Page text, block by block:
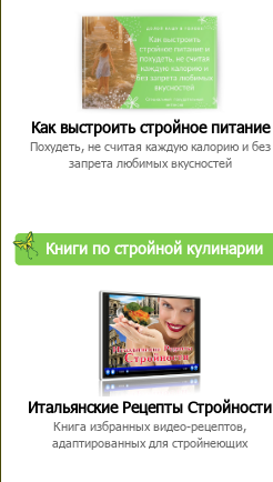
Как выстроить стройное питание
Похудеть, не считая каждую калорию и без
запрета любимых вкусностей
Книги по стройной кулинарии
Итальянские Рецепты Стройности
Книга избранных видео-рецептов,
адаптированных для стройнеющих